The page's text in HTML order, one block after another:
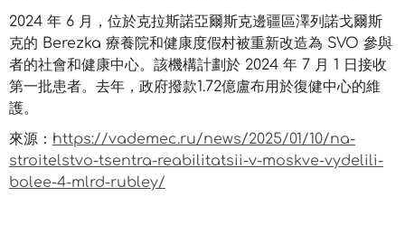
2024 年 6 月，位於克拉斯諾亞爾斯克邊疆區澤列諾戈爾斯
克的 Berezka 療養院和健康度假村被重新改造為 SVO 參與
者的社會和健康中心。該機構計劃於 2024 年 7 月 1 日接收
第一批患者。去年，政府撥款1.72億盧布用於復健中心的維
護。
來源： https://vademec.ru/news/2025/01/10/na-
stroitelstvo-tsentra-reabilitatsii-v-moskve-vydelili-
bolee-4-mlrd-rubley/